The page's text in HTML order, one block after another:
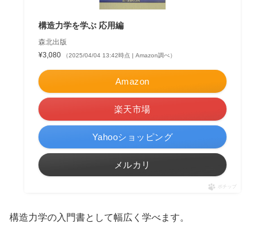
構造力学を学ぶ 応用編
森北出版
¥3,080
（2025/04/04 13:42時点 | Amazon調べ）
Amazon
楽天市場
Yahooショッピング
メルカリ
ポチップ
構造力学の入門書として幅広く学べます。